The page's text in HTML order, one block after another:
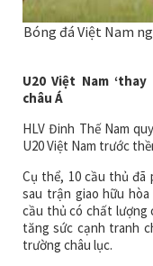
Bóng đá Việt Nam
U20 Việt Nam
châu Á
HLV Đinh Thế Nam
U20 Việt Nam trước
Cụ thể, 10 cầu thủ đã
sau trận giao hữu hòa
cầu thủ có chất lượng
tăng sức cạnh tranh
trường châu lục.